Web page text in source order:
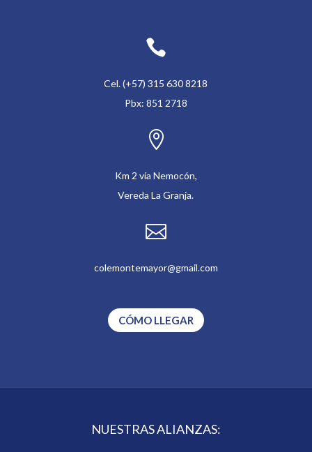

Cel. (+57) 315 630 8218
Pbx: 851 2718

Km 2 vía Nemocón,
Vereda La Granja.

colemontemayor@gmail.com
CÓMO LLEGAR
NUESTRAS ALIANZAS: